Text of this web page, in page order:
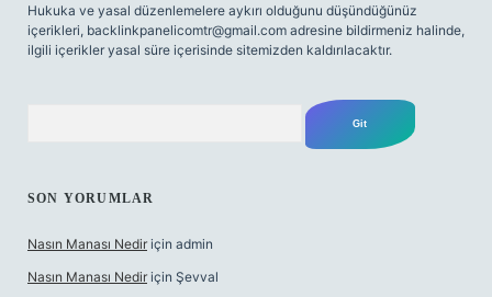
Hukuka ve yasal düzenlemelere aykırı olduğunu düşündüğünüz
içerikleri, backlinkpanelicomtr@gmail.com adresine bildirmeniz halinde,
ilgili içerikler yasal süre içerisinde sitemizden kaldırılacaktır.
SON YORUMLAR
Nasın Manası Nedir için admin
Nasın Manası Nedir için Şevval